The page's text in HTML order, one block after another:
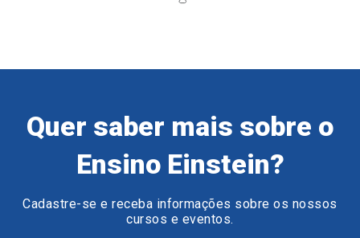
Quer saber mais sobre o
Ensino Einstein?
Cadastre-se e receba informações sobre os nossos
cursos e eventos.